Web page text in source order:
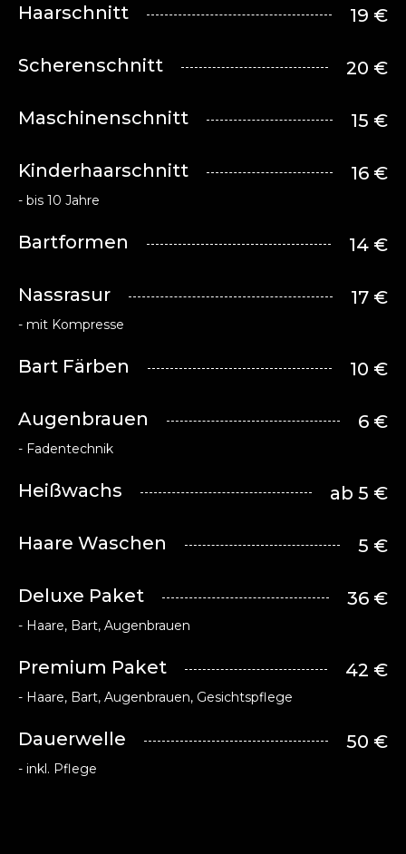
Haarschnitt 19 €
Scherenschnitt 20 €
Maschinenschnitt 15 €
Kinderhaarschnitt 16 €
- bis 10 Jahre
Bartformen 14 €
Nassrasur 17 €
- mit Kompresse
Bart Färben 10 €
Augenbrauen 6 €
- Fadentechnik
Heißwachs ab 5 €
Haare Waschen 5 €
Deluxe Paket 36 €
- Haare, Bart, Augenbrauen
Premium Paket 42 €
- Haare, Bart, Augenbrauen, Gesichtspflege
Dauerwelle 50 €
- inkl. Pflege